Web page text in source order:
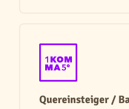
Quereinsteiger /